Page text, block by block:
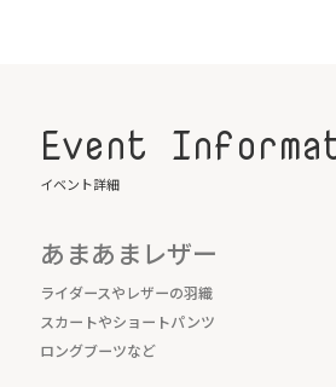
Event
イベント詳細
あまあまレザー
ライダースやレザーの羽織
スカートやショートパンツ
ロングブーツなど